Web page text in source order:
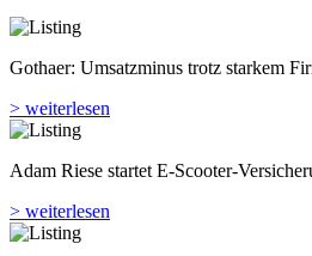
Gothaer: Umsatzminus trotz starkem
> weiterlesen
Adam Riese startet E-Scooter-
> weiterlesen